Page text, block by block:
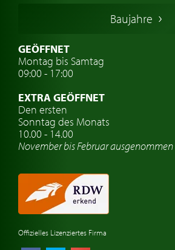
Schwedische Oldtimer
Oldtimer mit h-kennzeichen
Auto Oldtimer Markt
Oldtimer-Versicherung
Oldtimer-Clubs
Oldtimer-Reisen
Automarken uhren
Baujahre
GEÖFFNET
Montag bis Samtag
09:00 - 17:00
EXTRA GEÖFFNET
Den ersten
Sonntag des Monats
10.00 - 14.00
November bis Februar ausgenommen
Offizielles Lizenziertes Firma